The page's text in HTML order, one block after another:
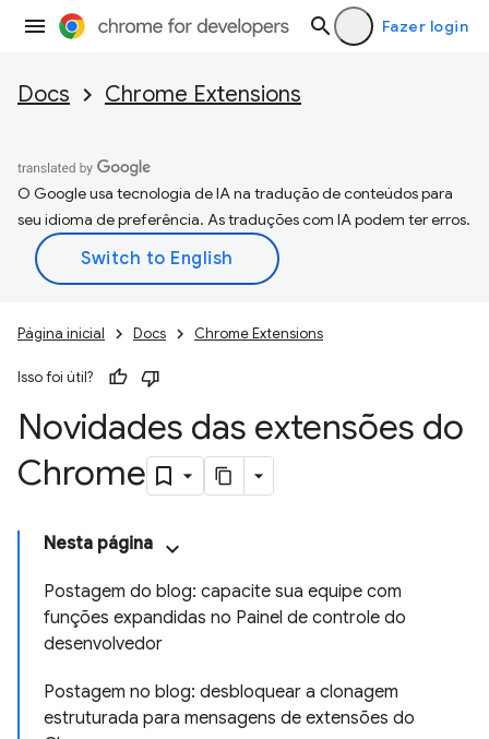
Fazer login
Docs Chrome Extensions
O Google usa tecnologia de IA na tradução de conteúdos para
seu idioma de preferência. As traduções com IA podem ter erros.
Página inicial Docs Chrome Extensions
Isso foi útil?
Novidades das extensões do
Chrome
Nesta página
Postagem do blog: capacite sua equipe com
funções expandidas no Painel de controle do
desenvolvedor
Postagem no blog: desbloquear a clonagem
estruturada para mensagens de extensões do